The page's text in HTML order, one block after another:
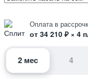
Оплата в
от 34 210 ₽ × 4
2 мес 4